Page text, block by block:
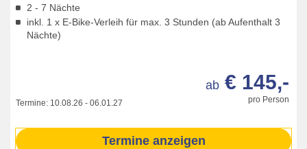
2 - 7 Nächte
inkl. 1 x E-Bike-Verleih für max. 3 Stunden (ab Aufenthalt 3
Nächte)
Termine: 10.08.26 - 06.01.27 pro Person
ab € 145,-
Termine anzeigen